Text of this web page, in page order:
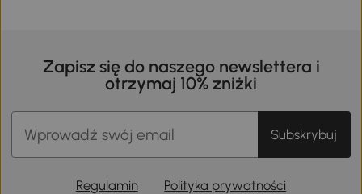
Zapisz się do naszego newslettera i
otrzymaj 10% zniżki
Subskrybuj
Regulamin Polityka prywatności